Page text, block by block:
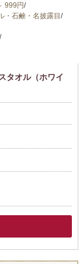
999円/
・石鹸・名披露目/
/
タオル（ホワイ